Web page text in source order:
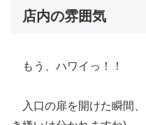
店内の雰囲気
もう、ハワイっ！！
入口の扉を開けた瞬間、